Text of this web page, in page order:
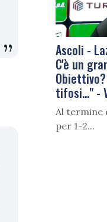
Ascoli -
C'è un
tifosi..." -
Al termine
per 1-2...